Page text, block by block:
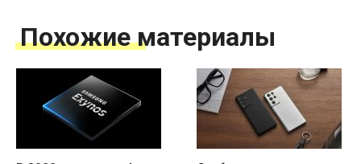
Похожие материалы